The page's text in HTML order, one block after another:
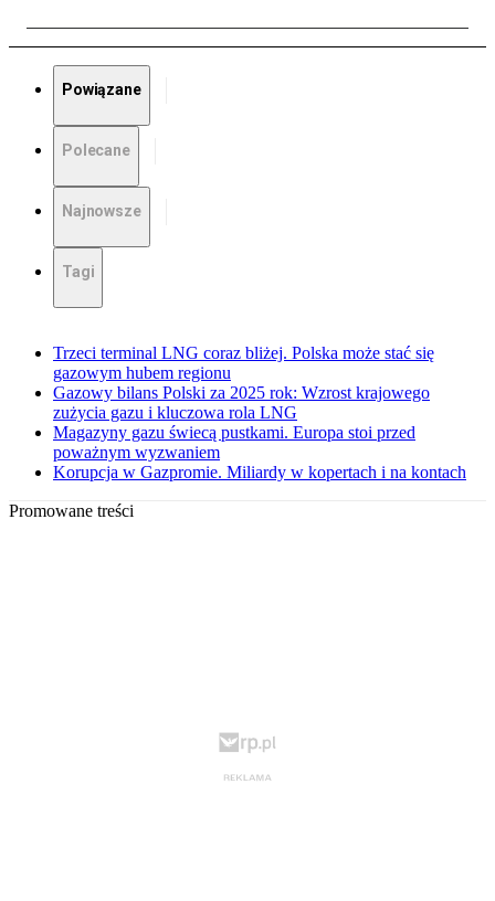
Powiązane
Polecane
Najnowsze
Tagi
Trzeci terminal LNG coraz bliżej. Polska może stać się
gazowym hubem regionu
Gazowy bilans Polski za 2025 rok: Wzrost krajowego
zużycia gazu i kluczowa rola LNG
Magazyny gazu świecą pustkami. Europa stoi przed
poważnym wyzwaniem
Korupcja w Gazpromie. Miliardy w kopertach i na kontach
Promowane treści